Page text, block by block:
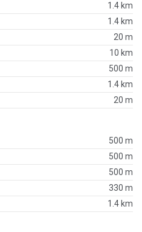
1.4 km
1.4 km
20 m
10 km
500 m
1.4 km
20 m
500 m
500 m
500 m
330 m
1.4 km